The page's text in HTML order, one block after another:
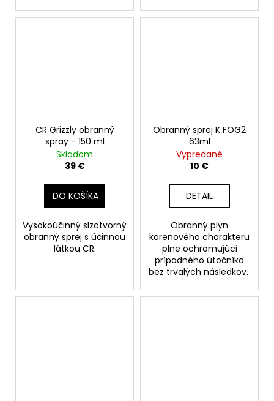
CR Grizzly obranný
spray - 150 ml
Skladom
39 €
DO KOŠÍKA
Vysokoúčinný slzotvorný
obranný sprej s účinnou
látkou CR.
Obranný sprej K FOG2
63ml
Vypredané
10 €
DETAIL
Obranný plyn
koreňového charakteru
plne ochromujúci
prípadného útočníka
bez trvalých následkov.